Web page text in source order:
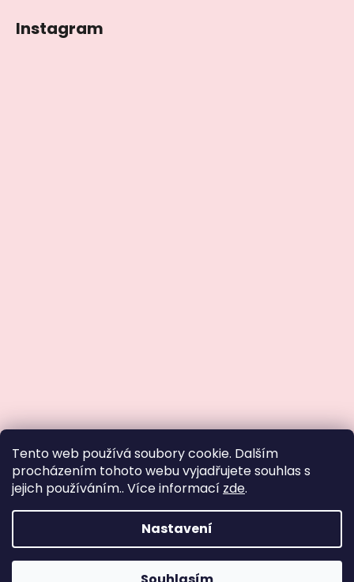
Tento web používá soubory cookie. Dalším
procházením tohoto webu vyjadřujete souhlas s
jejich používáním.. Více informací zde.
Nastavení
Instagram
Sledovat na Instagramu
SLEVA 10 % na první nákup
Přihlaste se a buďte první,kdo se dozví
o zvýhodněnýchnabídkácha novinkách.
CHCI SLEVU